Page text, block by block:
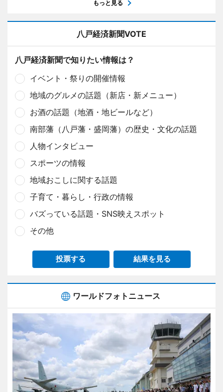
もっと見る
八戸経済新聞VOTE
八戸経済新聞で知りたい情報は？
イベント・祭りの開催情報
地域のグルメの話題（新店・新メニュー）
お酒の話題（地酒・地ビールなど）
南部藩（八戸藩・盛岡藩）の歴史・文化の話題
人物インタビュー
スポーツの情報
地域おこしに関する話題
子育て・暮らし・行政の情報
バズっている話題・SNS映えスポット
その他
投票する 結果を見る
ワールドフォトニュース